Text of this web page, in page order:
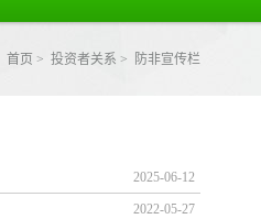
首页 > 投资者关系 > 防非宣传栏
2025-06-12
2022-05-27